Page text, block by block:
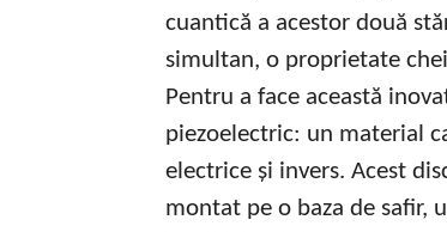
cuantică a acestor două
simultan, o proprietate
Pentru a face această
piezoelectric: un material
electrice și invers. Acest
montat pe o baza de safir,